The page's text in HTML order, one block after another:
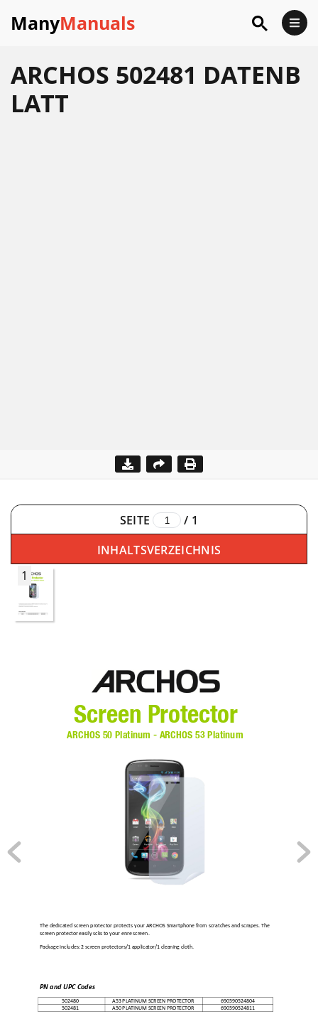
ManyManuals
ARCHOS 502481 DATENB
LATT
SEITE / 1
INHALTSVERZEICHNIS
1
Screen Protector
ARCHOS 50 Platinum - ARCHOS 53 Platinum
The dedicated screen protector protects your ARCHOS Smartphone from scratches and scrapes. The
screen protector easily sticks to your entire screen.
Package includes: 2 screen protectors/1 applicator/1 cleaning cloth.
PN and UPC Codes
502480 A53 PLATINUM SCREEN PROTECTOR
690590524804
502481
A50 PLATINUM SCREEN PROTECTOR 690590524811